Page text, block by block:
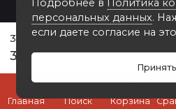
Главная Поиск Корзина
0
302-10 багет из пластика золото
300 руб
Подробнее в Политика
персональных данных.
если даете согласие на
Принять